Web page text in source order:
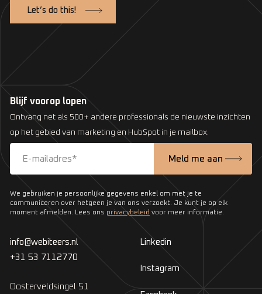
Let’s do this!
Blijf voorop lopen
Ontvang net als 500+ andere professionals de nieuwste inzichten
op het gebied van marketing en HubSpot in je mailbox.
We gebruiken je persoonlijke gegevens enkel om met je te
communiceren over hetgeen je van ons verzoekt. Je kunt je op elk
moment afmelden. Lees ons privacybeleid voor meer informatie.
info@webiteers.nl
+31 53 7112770
Oosterveldsingel 51
Linkedin
Instagram